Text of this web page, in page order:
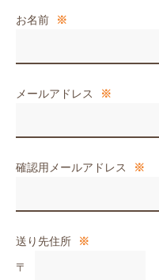
お名前 ※
メールアドレス ※
確認用メールアドレス ※
送り先住所 ※
〒